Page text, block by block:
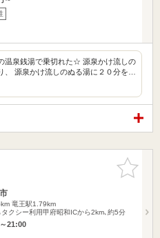
温泉銭湯で乗切れた☆ 源泉かけ流しの
、 源泉かけ流しのぬる湯に２０分を…
お気に入
りに追加
竜王駅1.79km
クシー利用甲府昭和ICから2km､約5分
21:00